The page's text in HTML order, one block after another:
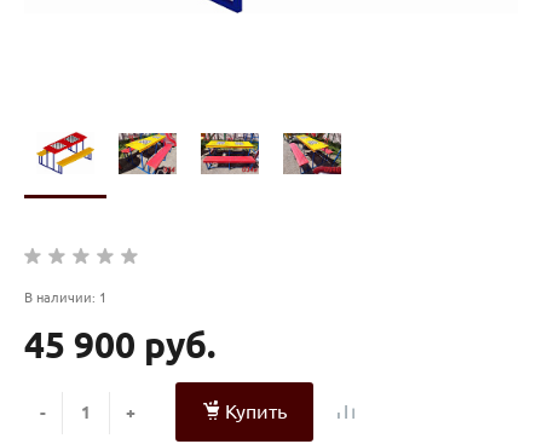
В наличии: 1
45 900 руб.
- + Купить